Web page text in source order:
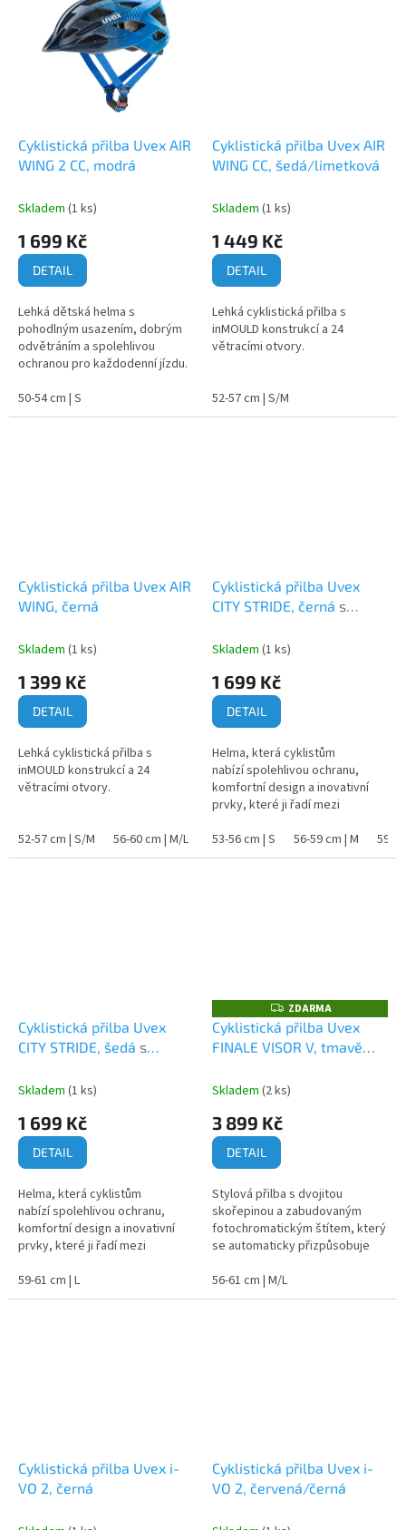
Cyklistická přilba Uvex AIR
WING 2 CC, modrá
Skladem (1 ks)
1 699 Kč
DETAIL
Lehká dětská helma s
pohodlným usazením, dobrým
odvětráním a spolehlivou
ochranou pro každodenní jízdu.
50-54 cm | S
Cyklistická přilba Uvex AIR
WING CC, šedá/limetková
Skladem (1 ks)
1 449 Kč
DETAIL
Lehká cyklistická přilba s
inMOULD konstrukcí a 24
větracími otvory.
52-57 cm | S/M
Cyklistická přilba Uvex AIR
WING, černá
Skladem (1 ks)
1 399 Kč
DETAIL
Lehká cyklistická přilba s
inMOULD konstrukcí a 24
větracími otvory.
52-57 cm | S/M 56-60 cm | M/L
Cyklistická přilba Uvex
CITY STRIDE, černá s
reflexními prvky
Skladem (1 ks)
1 699 Kč
DETAIL
Helma, která cyklistům
nabízí spolehlivou ochranu,
komfortní design a inovativní
prvky, které ji řadí mezi
městských cyklistických helem.
53-56 cm | S 56-59 cm | M 59-
Cyklistická přilba Uvex
CITY STRIDE, šedá s
reflexními prvky
Skladem (1 ks)
1 699 Kč
DETAIL
Helma, která cyklistům
nabízí spolehlivou ochranu,
komfortní design a inovativní
prvky, které ji řadí mezi
městských cyklistických helem.
59-61 cm | L
Z
D
A
R
ZDARMA
Cyklistická přilba Uvex
FINALE VISOR V, tmavě
Skladem (2 ks)
3 899 Kč
DETAIL
Stylová přilba s dvojitou
skořepinou a zabudovaným
fotochromatickým štítem, který
se automaticky přizpůsobuje
56-61 cm | M/L
Cyklistická přilba Uvex i-
VO 2, černá
Cyklistická přilba Uvex i-
VO 2, červená/černá